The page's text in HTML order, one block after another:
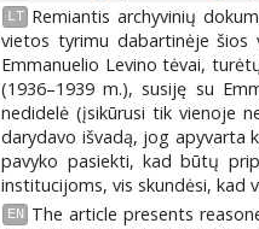
LT Remiantis archyvinių
vietos tyrimu dabartinėje šios
Emmanuelio Levino tėvai,
(1936–1939 m.), susiję su
nedidelė (įsikūrusi tik vienoje
darydavo išvadą, jog apyvarta
pavyko pasiekti, kad būtų
institucijoms, vis skundėsi, kad
EN
The article presents